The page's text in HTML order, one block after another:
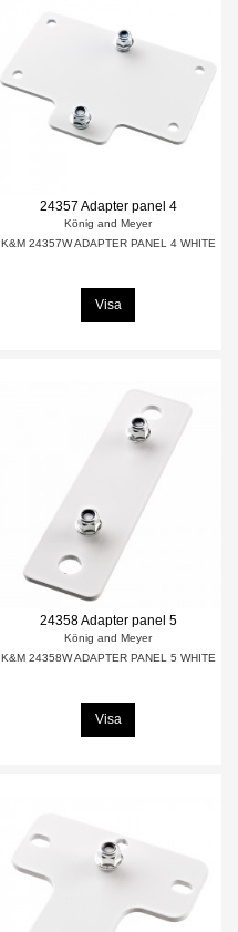
24357 Adapter panel 4
König and Meyer
K&M 24357W ADAPTER PANEL 4 WHITE
Visa
24358 Adapter panel 5
König and Meyer
K&M 24358W ADAPTER PANEL 5 WHITE
Visa